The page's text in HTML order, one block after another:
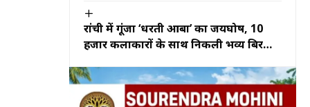
रांची में गूंजा ‘धरती आबा’ का जयघोष, 10
हजार कलाकारों के साथ निकली भव्य बिरसा